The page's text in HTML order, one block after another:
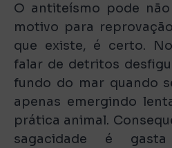
O antiteísmo pode
motivo para
que existe, é certo.
falar de detritos
fundo do mar quando
apenas emergindo
prática animal.
sagacidade é